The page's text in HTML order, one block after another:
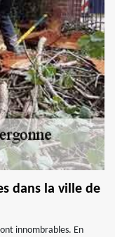
dans la ville de
innombrables. En